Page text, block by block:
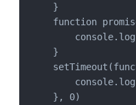
}
function
}
}, 0)